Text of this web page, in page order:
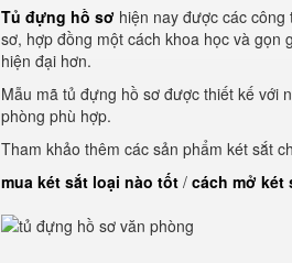
Tủ đựng hồ sơ hiện nay được các
sơ, hợp đồng một cách khoa học và gọn
hiện đại hơn.
Mẫu mã tủ đựng hồ sơ được thiết kế với
phòng phù hợp.
Tham khảo thêm các sản phẩm két sắt
mua két sắt loại nào tốt / cách mở két